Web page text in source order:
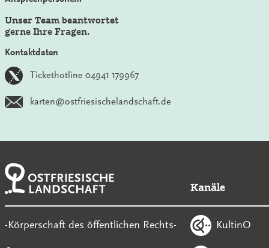
Unser Team beantwortet
gerne Ihre Fragen.
Kontaktdaten
Tickethotline 04941 179967
karten@ostfriesischelandschaft.de
-Körperschaft des öffentlichen Rechts-
Kanäle
KultinO